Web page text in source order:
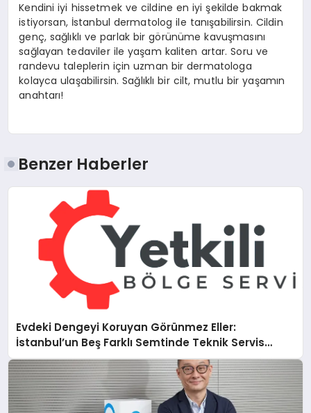
Kendini iyi hissetmek ve cildine en iyi şekilde bakmak
istiyorsan, İstanbul dermatolog ile tanışabilirsin. Cildin
genç, sağlıklı ve parlak bir görünüme kavuşmasını
sağlayan tedaviler ile yaşam kaliten artar. Soru ve
randevu taleplerin için uzman bir dermatologa
kolayca ulaşabilirsin. Sağlıklı bir cilt, mutlu bir yaşamın
anahtarı!
Benzer Haberler
Evdeki Dengeyi Koruyan Görünmez Eller:
İstanbul’un Beş Farklı Semtinde Teknik Servis
Gerçeği